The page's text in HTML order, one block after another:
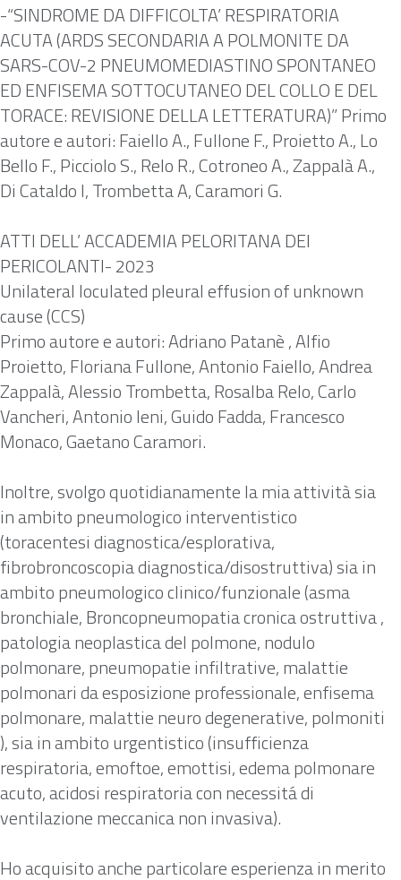
-“SINDROME DA DIFFICOLTA’ RESPIRATORIA
ACUTA (ARDS SECONDARIA A POLMONITE DA
SARS-COV-2 PNEUMOMEDIASTINO SPONTANEO
ED ENFISEMA SOTTOCUTANEO DEL COLLO E DEL
TORACE: REVISIONE DELLA LETTERATURA)” Primo
autore e autori: Faiello A., Fullone F., Proietto A., Lo
Bello F., Picciolo S., Relo R., Cotroneo A., Zappalà A.,
Di Cataldo I, Trombetta A, Caramori G.
ATTI DELL’ ACCADEMIA PELORITANA DEI
PERICOLANTI- 2023
Unilateral loculated pleural effusion of unknown
cause (CCS)
Primo autore e autori: Adriano Patanè , Alfio
Proietto, Floriana Fullone, Antonio Faiello, Andrea
Zappalà, Alessio Trombetta, Rosalba Relo, Carlo
Vancheri, Antonio Ieni, Guido Fadda, Francesco
Monaco, Gaetano Caramori.
Inoltre, svolgo quotidianamente la mia attività sia
in ambito pneumologico interventistico
(toracentesi diagnostica/esplorativa,
fibrobroncoscopia diagnostica/disostruttiva) sia in
ambito pneumologico clinico/funzionale (asma
bronchiale, Broncopneumopatia cronica ostruttiva ,
patologia neoplastica del polmone, nodulo
polmonare, pneumopatie infiltrative, malattie
polmonari da esposizione professionale, enfisema
polmonare, malattie neuro degenerative, polmoniti
), sia in ambito urgentistico (insufficienza
respiratoria, emoftoe, emottisi, edema polmonare
acuto, acidosi respiratoria con necessitá di
ventilazione meccanica non invasiva).
Ho acquisito anche particolare esperienza in merito